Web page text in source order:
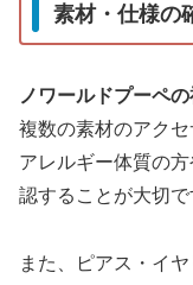
素材・仕様の
ノワールドプーペ
複数の素材のアクセ
アレルギー体質の
認することが大切で
また、ピアス・イ